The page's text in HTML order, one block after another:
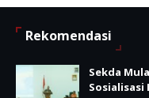
Rekomendasi
Sekda
Sosialisasi